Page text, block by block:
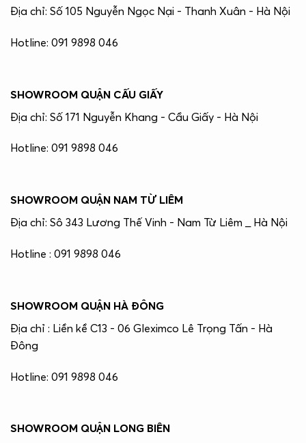
Địa chỉ: Số 105 Nguyễn Ngọc Nại - Thanh Xuân - Hà Nội
Hotline: 091 9898 046
SHOWROOM QUẬN CẤU GIẤY
Địa chỉ: Số 171 Nguyễn Khang - Cầu Giấy - Hà Nội
Hotline: 091 9898 046
SHOWROOM QUẬN NAM TỪ LIÊM
Địa chỉ: Sô 343 Lương Thế Vinh - Nam Từ Liêm _ Hà Nội
Hotline : 091 9898 046
SHOWROOM QUẬN HÀ ĐÔNG
Địa chỉ : Liền kề C13 - 06 Gleximco Lê Trọng Tấn - Hà
Đông
Hotline: 091 9898 046
SHOWROOM QUẬN LONG BIÊN